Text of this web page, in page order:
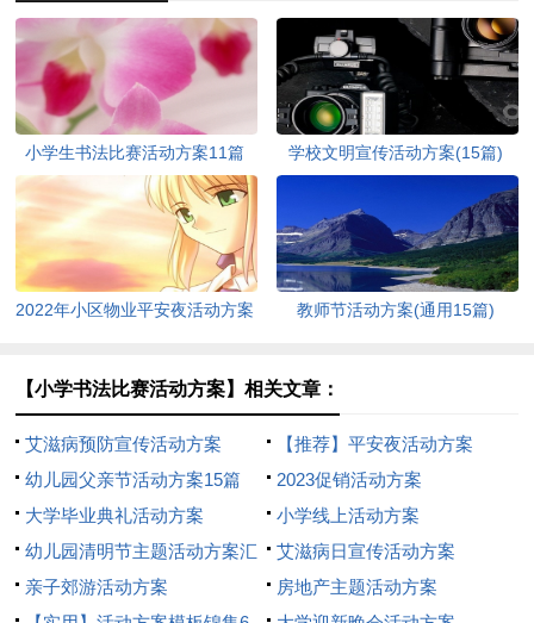
小学生书法比赛活动方案11篇 学校文明宣传活动方案(15篇)
2022年小区物业平安夜活动方案
教师节活动方案(通用15篇)
【小学书法比赛活动方案】相关文章：
艾滋病预防宣传活动方案
【推荐】平安夜活动方案
幼儿园父亲节活动方案15篇
2023促销活动方案
大学毕业典礼活动方案
小学线上活动方案
幼儿园清明节主题活动方案汇
编12篇
艾滋病日宣传活动方案
亲子郊游活动方案
房地产主题活动方案